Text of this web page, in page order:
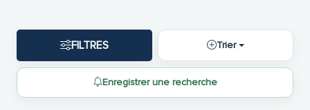
FILTRES Trier
Enregistrer une recherche